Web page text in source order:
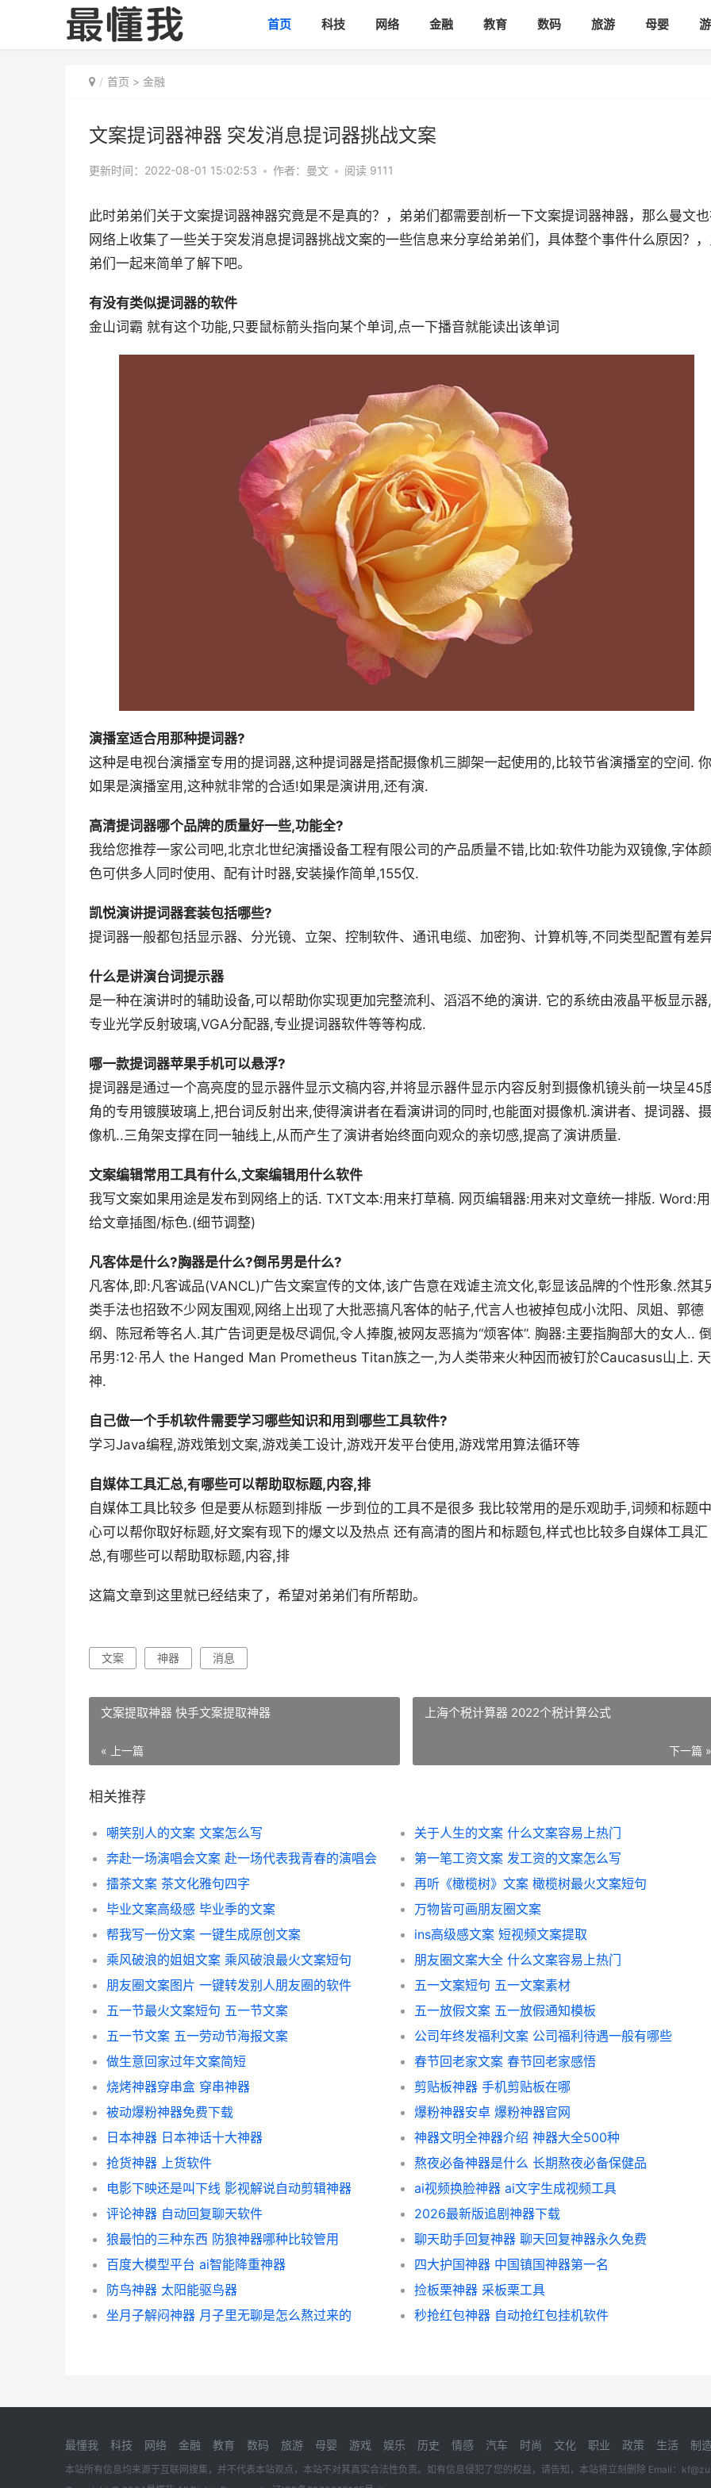
首页 科技 网络 金融 教育 数码 旅游 母婴
首页 > 金融
文案提词器神器 突发消息提词器挑战文案
更新时间：2022-08-01 15:02:53 • 作者：曼文 • 阅读 9111
此时弟弟们关于文案提词器神器究竟是不是真的？，弟弟们都需要剖析一下文案提词器神器，那么曼文
网络上收集了一些关于突发消息提词器挑战文案的一些信息来分享给弟弟们，具体整个事件什么原因？
弟们一起来简单了解下吧。
有没有类似提词器的软件
金山词霸 就有这个功能,只要鼠标箭头指向某个单词,点一下播音就能读出该单词
演播室适合用那种提词器?
这种是电视台演播室专用的提词器,这种提词器是搭配摄像机三脚架一起使用的,比较节省演播室的空间. 你
如果是演播室用,这种就非常的合适!如果是演讲用,还有演.
高清提词器哪个品牌的质量好一些,功能全?
我给您推荐一家公司吧,北京北世纪演播设备工程有限公司的产品质量不错,比如:软件功能为双镜像,字体颜
色可供多人同时使用、配有计时器,安装操作简单,155仅.
凯悦演讲提词器套装包括哪些?
提词器一般都包括显示器、分光镜、立架、控制软件、通讯电缆、加密狗、计算机等,不同类型配置有差
什么是讲演台词提示器
是一种在演讲时的辅助设备,可以帮助你实现更加完整流利、滔滔不绝的演讲. 它的系统由液晶平板显示器,
专业光学反射玻璃,VGA分配器,专业提词器软件等等构成.
哪一款提词器苹果手机可以悬浮?
提词器是通过一个高亮度的显示器件显示文稿内容,并将显示器件显示内容反射到摄像机镜头前一块呈45
角的专用镀膜玻璃上,把台词反射出来,使得演讲者在看演讲词的同时,也能面对摄像机.演讲者、提词器、摄
像机..三角架支撑在同一轴线上,从而产生了演讲者始终面向观众的亲切感,提高了演讲质量.
文案编辑常用工具有什么,文案编辑用什么软件
我写文案如果用途是发布到网络上的话. TXT文本:用来打草稿. 网页编辑器:用来对文章统一排版. Word:
给文章插图/标色.(细节调整)
凡客体是什么?胸器是什么?倒吊男是什么?
凡客体,即:凡客诚品(VANCL)广告文案宣传的文体,该广告意在戏谑主流文化,彰显该品牌的个性形象.然其
类手法也招致不少网友围观,网络上出现了大批恶搞凡客体的帖子,代言人也被掉包成小沈阳、凤姐、郭德
纲、陈冠希等名人.其广告词更是极尽调侃,令人捧腹,被网友恶搞为“烦客体”. 胸器:主要指胸部大的女人..
吊男:12‧吊人 the Hanged Man Prometheus Titan族之一,为人类带来火种因而被钉於Caucasus山上. 天
神.
自己做一个手机软件需要学习哪些知识和用到哪些工具软件?
学习Java编程,游戏策划文案,游戏美工设计,游戏开发平台使用,游戏常用算法循环等
自媒体工具汇总,有哪些可以帮助取标题,内容,排
自媒体工具比较多 但是要从标题到排版 一步到位的工具不是很多 我比较常用的是乐观助手,词频和标题中
心可以帮你取好标题,好文案有现下的爆文以及热点 还有高清的图片和标题包,样式也比较多自媒体工具汇
总,有哪些可以帮助取标题,内容,排
这篇文章到这里就已经结束了，希望对弟弟们有所帮助。
文案 神器 消息
文案提取神器 快手文案提取神器
« 上一篇
上海个税计算器 2022个税计算公式
下一篇 »
相关推荐
嘲笑别人的文案 文案怎么写
关于人生的文案 什么文案容易上热门
奔赴一场演唱会文案 赴一场代表我青春的演唱会
第一笔工资文案 发工资的文案怎么写
擂茶文案 茶文化雅句四字
再听《橄榄树》文案 橄榄树最火文案短句
毕业文案高级感 毕业季的文案
万物皆可画朋友圈文案
帮我写一份文案 一键生成原创文案
ins高级感文案 短视频文案提取
乘风破浪的姐姐文案 乘风破浪最火文案短句
朋友圈文案大全 什么文案容易上热门
朋友圈文案图片 一键转发别人朋友圈的软件
五一文案短句 五一文案素材
五一节最火文案短句 五一节文案
五一放假文案 五一放假通知模板
五一节文案 五一劳动节海报文案
公司年终发福利文案 公司福利待遇一般有哪些
做生意回家过年文案简短
春节回老家文案 春节回老家感悟
烧烤神器穿串盒 穿串神器
剪贴板神器 手机剪贴板在哪
被动爆粉神器免费下载
爆粉神器安卓 爆粉神器官网
日本神器 日本神话十大神器
神器文明全神器介绍 神器大全500种
抢货神器 上货软件
熬夜必备神器是什么 长期熬夜必备保健品
电影下映还是叫下线 影视解说自动剪辑神器
ai视频换脸神器 ai文字生成视频工具
评论神器 自动回复聊天软件
2026最新版追剧神器下载
狼最怕的三种东西 防狼神器哪种比较管用
聊天助手回复神器 聊天回复神器永久免费
百度大模型平台 ai智能降重神器
四大护国神器 中国镇国神器第一名
防鸟神器 太阳能驱鸟器
捡板栗神器 采板栗工具
坐月子解闷神器 月子里无聊是怎么熬过来的
秒抢红包神器 自动抢红包挂机软件
最懂我 科技 网络 金融 教育 数码 旅游 母婴 游戏 娱乐 历史 情感 汽车 时尚 文化 职业 政策 生活 制
本站所有信息均来源于互联网搜集，并不代表本站观点，本站不对其真实合法性负责。如有信息侵犯了您的权益，请告知，本站将立刻删除 Email：